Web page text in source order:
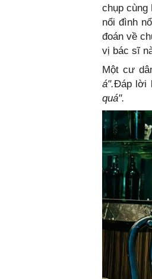
chụp cùng
nổi đình
đoán về
vị bác sĩ
Một cư
á".Đáp lời
quá".